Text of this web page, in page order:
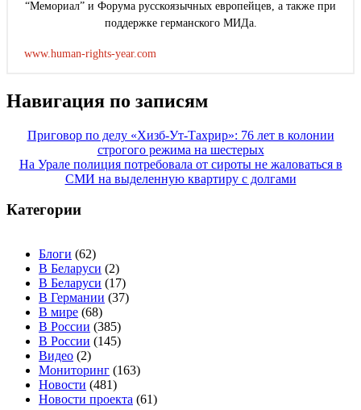
“Мемориал” и Форума русскоязычных европейцев, а также при
поддержке германского МИДа.
www.human-rights-year.com
Навигация по записям
Приговор по делу «Хизб-Ут-Тахрир»: 76 лет в колонии
строгого режима на шестерых
На Урале полиция потребовала от сироты не жаловаться в
СМИ на выделенную квартиру с долгами
Категории
Блоги (62)
В Беларуси (2)
В Беларуси (17)
В Германии (37)
В мире (68)
В России (385)
В России (145)
Видео (2)
Мониторинг (163)
Новости (481)
Новости проекта (61)